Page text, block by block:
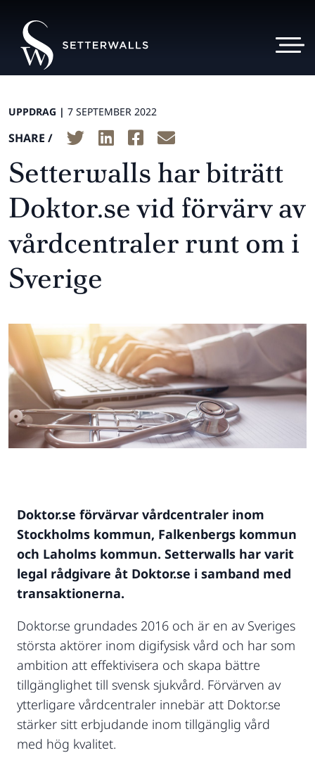
UPPDRAG | 7 SEPTEMBER 2022
SHARE /
Setterwalls har biträtt
Doktor.se vid förvärv av
vårdcentraler runt om i
Sverige
Doktor.se förvärvar vårdcentraler inom
Stockholms kommun, Falkenbergs kommun
och Laholms kommun. Setterwalls har varit
legal rådgivare åt Doktor.se i samband med
transaktionerna.
Doktor.se grundades 2016 och är en av Sveriges
största aktörer inom digifysisk vård och har som
ambition att effektivisera och skapa bättre
tillgänglighet till svensk sjukvård. Förvärven av
ytterligare vårdcentraler innebär att Doktor.se
stärker sitt erbjudande inom tillgänglig vård
med hög kvalitet.